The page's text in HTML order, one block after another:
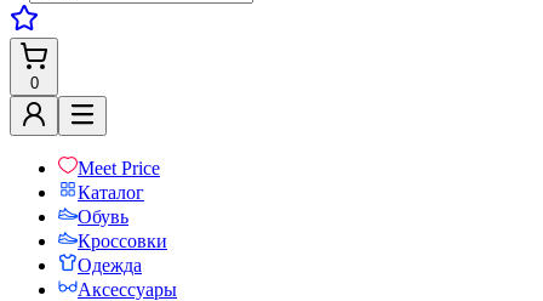
0
Meet Price
Каталог
Обувь
Кроссовки
Одежда
Аксессуары